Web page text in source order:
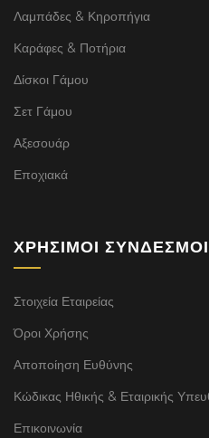
Λαμπάδες & Κηροπήγια
Καράφες & Ποτήρια
Δίσκοι Γάμου
Σετ Γάμου
Αξεσουάρ
Εποχιακά
ΧΡΉΣΙΜΟΙ ΣΎΝΔΕΣΜΟΙ
Στοιχεία Εταιρείας
Όροι Χρήσης
Αποποίηση Ευθύνης
Κώδικας Ηθικής & Εταιρικής
Επικοινωνία